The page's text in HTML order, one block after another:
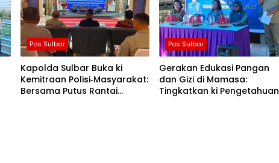
Pos Sulbar
Kapolda Sulbar Buka ki
Kemitraan Polisi‑Masyarakat:
Bersama Putus Rantai
Pos Sulbar
Gerakan Edukasi Pangan
dan Gizi di Mamasa:
Tingkatkan ki Pengetahuan